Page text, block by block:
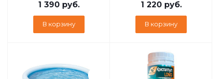
1 390 руб.
В корзину
1 220руб.
В корзину